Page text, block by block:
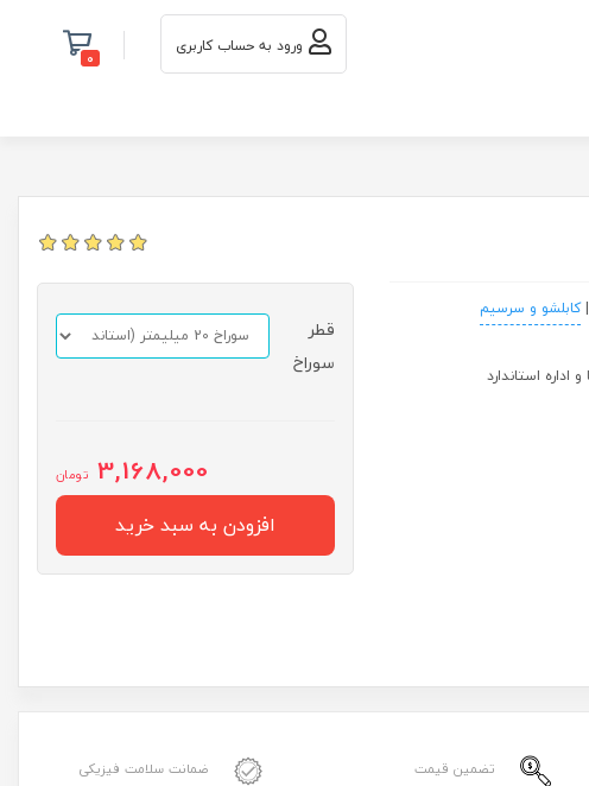
ورود به حساب کاربری 0
|کابلشو و سرسیم
قطر
سوراخ
3,168,000 تومان
افزودن به سبد خرید
تضمین قیمت ضمانت سلامت فیزیکی